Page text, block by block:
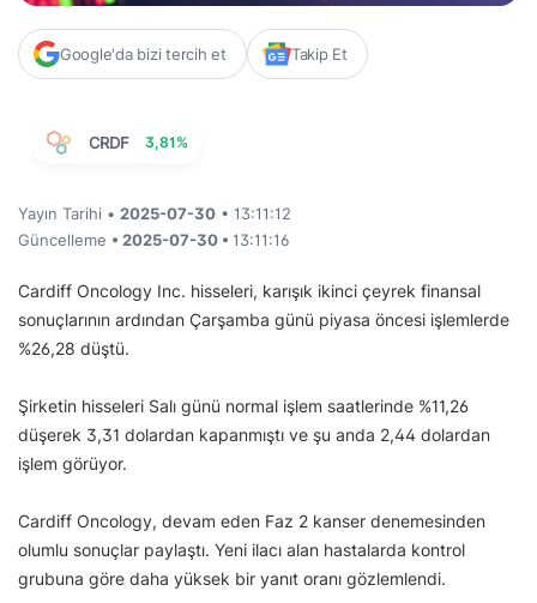
Google'da bizi tercih et Takip Et
CRDF 3,81%
Yayın Tarihi • 2025-07-30 • 13:11:12
Güncelleme • 2025-07-30 • 13:11:16
Cardiff Oncology Inc. hisseleri, karışık ikinci çeyrek finansal
sonuçlarının ardından Çarşamba günü piyasa öncesi işlemlerde
%26,28 düştü.
Şirketin hisseleri Salı günü normal işlem saatlerinde %11,26
düşerek 3,31 dolardan kapanmıştı ve şu anda 2,44 dolardan
işlem görüyor.
Cardiff Oncology, devam eden Faz 2 kanser denemesinden
olumlu sonuçlar paylaştı. Yeni ilacı alan hastalarda kontrol
grubuna göre daha yüksek bir yanıt oranı gözlemlendi.